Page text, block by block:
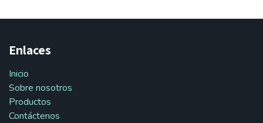
Enlaces
Inicio
Sobre nosotros
Productos
Contáctenos